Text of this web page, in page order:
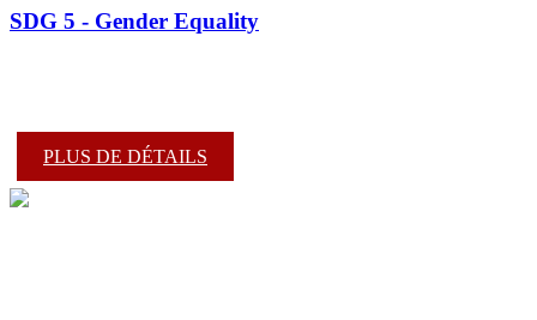
SDG 5 - Gender Equality
PLUS DE DÉTAILS